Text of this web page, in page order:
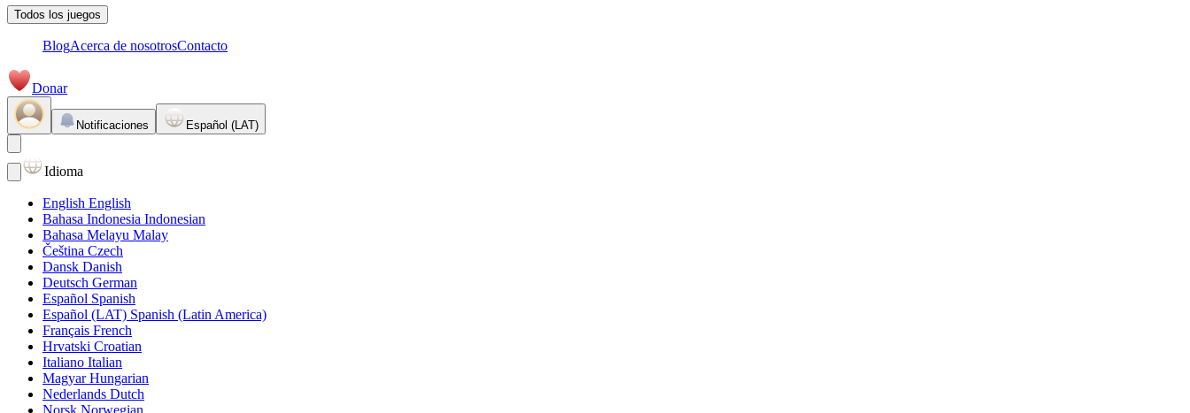
Todos los juegos
BlogAcerca de nosotrosContacto
Donar
Notificaciones Español (LAT)
Idioma
English English
Bahasa Indonesia Indonesian
Bahasa Melayu Malay
Čeština Czech
Dansk Danish
Deutsch German
Español Spanish
Español (LAT) Spanish (Latin America)
Français French
Hrvatski Croatian
Italiano Italian
Magyar Hungarian
Nederlands Dutch
Norsk Norwegian